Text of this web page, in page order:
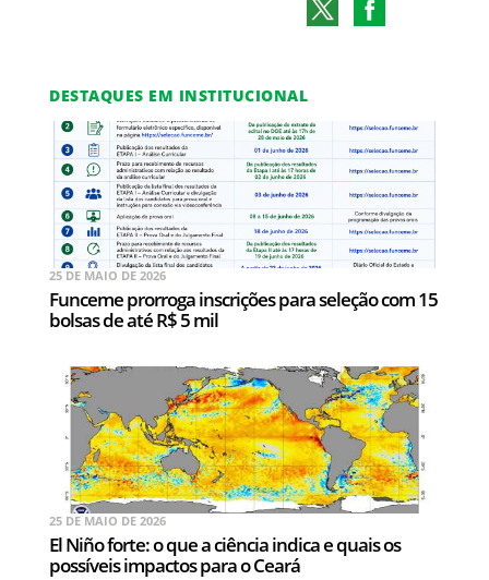
DESTAQUES EM INSTITUCIONAL
25 DE MAIO DE 2026
Funceme prorroga inscrições para seleção com 15
bolsas de até R$ 5 mil
25 DE MAIO DE 2026
El Niño forte: o que a ciência indica e quais os
possíveis impactos para o Ceará